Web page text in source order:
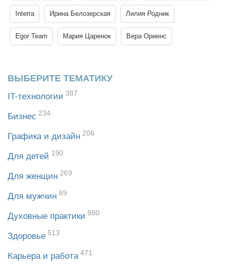
Interra Ирина Белозерская Лилия Родник
Egor Team Мария Царенок Вера Ориенс
ВЫБЕРИТЕ ТЕМАТИКУ
IT-технологии 387
Бизнес 234
Графика и дизайн 206
Для детей 190
Для женщин 269
Для мужчин 69
Духовные практики 880
Здоровье 513
Карьера и работа 471